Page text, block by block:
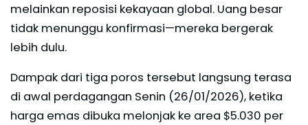
melainkan reposisi kekayaan global. Uang besar
tidak menunggu konfirmasi—mereka bergerak
lebih dulu.
Dampak dari tiga poros tersebut langsung terasa
di awal perdagangan Senin (26/01/2026), ketika
harga emas dibuka melonjak ke area $5.030 per